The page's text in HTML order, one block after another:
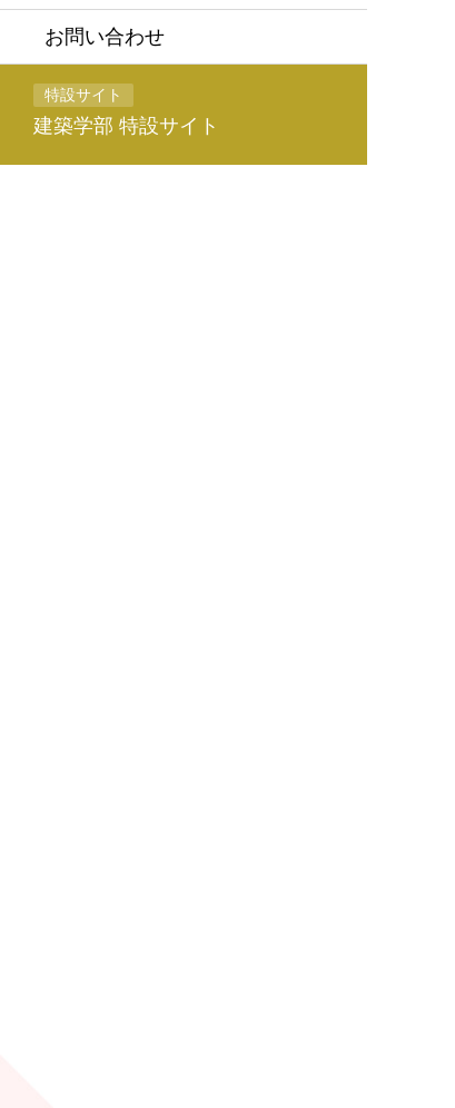
お問い合わせ
特設サイト
建築学部 特設サイト